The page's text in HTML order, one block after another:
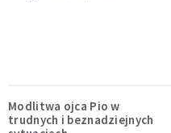
Modlitwa ojca Pio w
trudnych i beznadziejnych